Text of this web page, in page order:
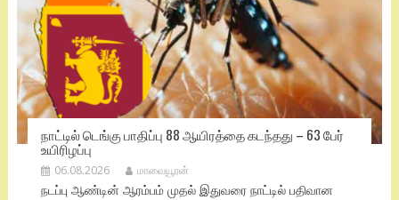
நாட்டில் டெங்கு பாதிப்பு 88 ஆயிரத்தை கடந்தது – 63 பேர்
உயிரிழப்பு
06.08.2026 மாவையூரன்
நடப்பு ஆண்டின் ஆரம்பம் முதல் இதுவரை நாட்டில் பதிவான